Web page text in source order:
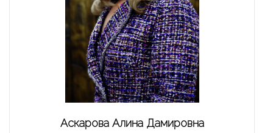
Аскарова Алина Дамировна